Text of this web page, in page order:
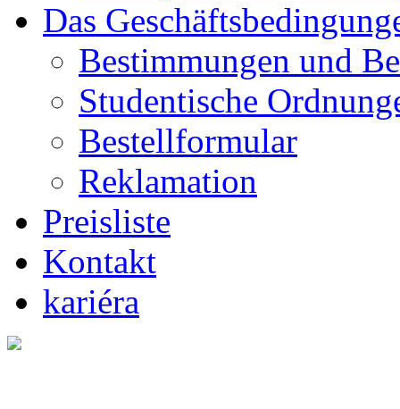
Das
Bestimmungen und
Studentische
Bestellformular
Reklamation
Preisliste
Kontakt
kariéra